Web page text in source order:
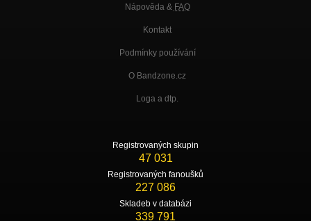
Nápověda & FAQ
Kontakt
Podmínky používání
O Bandzone.cz
Loga a dtp.
Registrovaných skupin
47 031
Registrovaných fanoušků
227 086
Skladeb v databázi
339 791